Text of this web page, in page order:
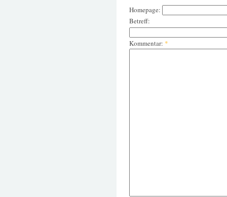
Homepage:
Betreff:
Kommentar: *